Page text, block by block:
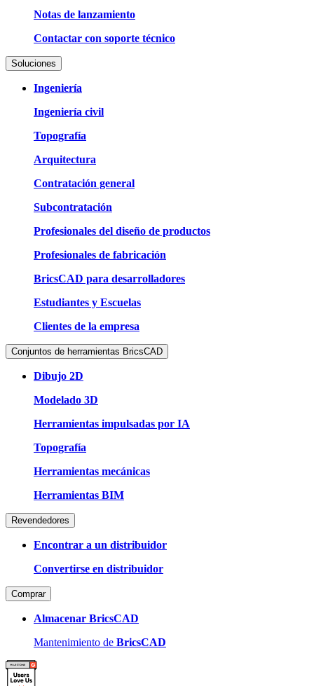
Notas de lanzamiento
Contactar con soporte técnico
Soluciones
Ingeniería
Ingeniería civil
Topografía
Arquitectura
Contratación general
Subcontratación
Profesionales del diseño de productos
Profesionales de fabricación
BricsCAD para desarrolladores
Estudiantes y Escuelas
Clientes de la empresa
Conjuntos de herramientas BricsCAD
Dibujo 2D
Modelado 3D
Herramientas impulsadas por IA
Topografía
Herramientas mecánicas
Herramientas BIM
Revendedores
Encontrar a un distribuidor
Convertirse en distribuidor
Comprar
Almacenar BricsCAD
Mantenimiento de BricsCAD